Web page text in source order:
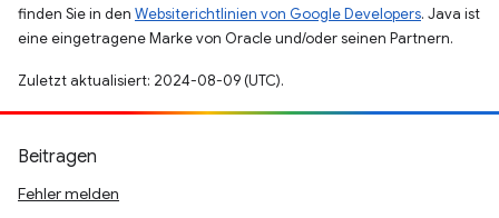
finden Sie in den Websiterichtlinien von Google Developers. Java ist
eine eingetragene Marke von Oracle und/oder seinen Partnern.
Zuletzt aktualisiert: 2024-08-09 (UTC).
Beitragen
Fehler melden